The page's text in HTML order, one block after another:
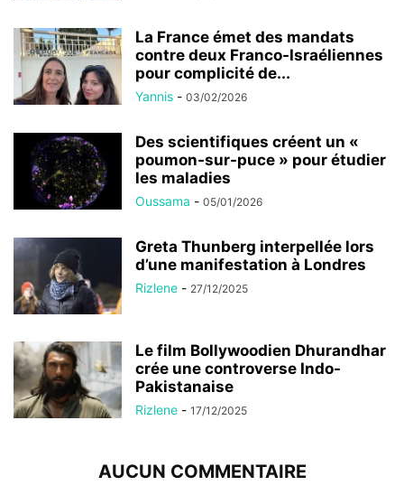
La France émet des mandats
contre deux Franco-Israéliennes
pour complicité de...
Yannis - 03/02/2026
Des scientifiques créent un «
poumon-sur-puce » pour étudier
les maladies
Oussama - 05/01/2026
Greta Thunberg interpellée lors
d’une manifestation à Londres
Rizlene - 27/12/2025
Le film Bollywoodien Dhurandhar
crée une controverse Indo-
Pakistanaise
Rizlene - 17/12/2025
AUCUN COMMENTAIRE